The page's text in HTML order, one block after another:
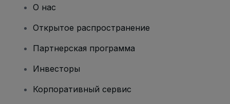
О нас
Открытое распространение
Партнерская программа
Инвесторы
Корпоративный сервис